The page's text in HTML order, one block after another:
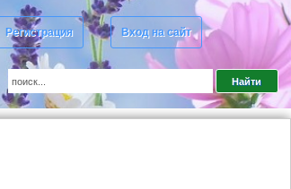
Регистрация Вход на сайт